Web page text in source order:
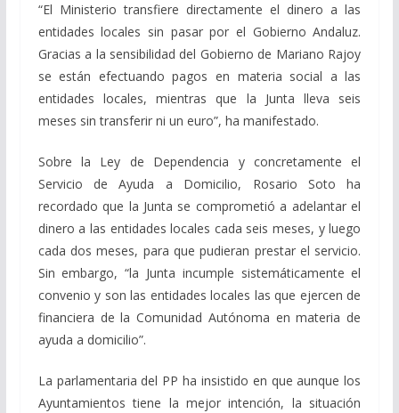
“El Ministerio transfiere directamente el dinero a las
entidades locales sin pasar por el Gobierno Andaluz.
Gracias a la sensibilidad del Gobierno de Mariano Rajoy
se están efectuando pagos en materia social a las
entidades locales, mientras que la Junta lleva seis
meses sin transferir ni un euro”, ha manifestado.
Sobre la Ley de Dependencia y concretamente el
Servicio de Ayuda a Domicilio, Rosario Soto ha
recordado que la Junta se comprometió a adelantar el
dinero a las entidades locales cada seis meses, y luego
cada dos meses, para que pudieran prestar el servicio.
Sin embargo, “la Junta incumple sistemáticamente el
convenio y son las entidades locales las que ejercen de
financiera de la Comunidad Autónoma en materia de
ayuda a domicilio”.
La parlamentaria del PP ha insistido en que aunque los
Ayuntamientos tiene la mejor intención, la situación